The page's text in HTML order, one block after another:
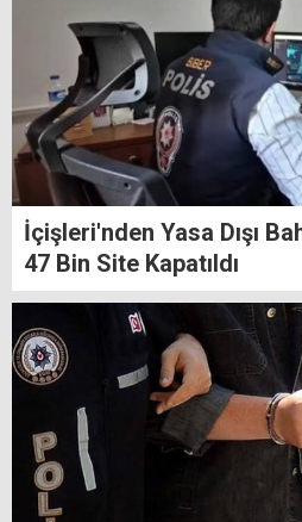
İçişleri'nden Yasa Dışı
47 Bin Site Kapatıldı